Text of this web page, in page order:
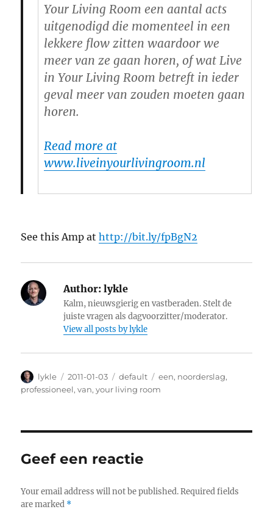
Your Living Room een aantal acts
uitgenodigd die momenteel in een
lekkere flow zitten waardoor we
meer van ze gaan horen, of wat Live
in Your Living Room betreft in ieder
geval meer van zouden moeten gaan
horen.
Read more at
www.liveinyourlivingroom.nl
See this Amp athttp://bit.ly/fpBgN2
Author: lykle
Kalm, nieuwsgierig en vastberaden. Stelt de
juiste vragen als dagvoorzitter/moderator.
View all posts by lykle
Author
lykle
Posted
on
2011-01-03 Categories
default Tags
een, noorderslag,
professioneel,van,your living room
Geef een reactie
Your email address will not be published. Required fields
are marked *